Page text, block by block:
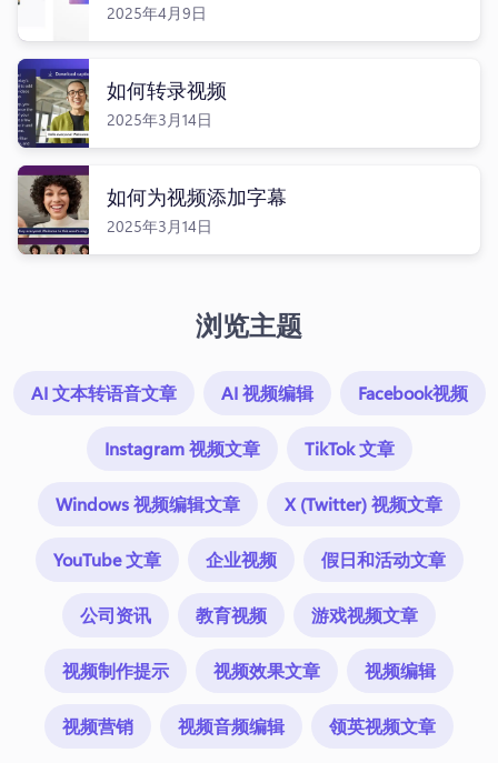
2025年4月9日
如何转录视频
2025年3月14日
如何为视频添加字幕
2025年3月14日
浏览主题
AI 文本转语音文章 AI 视频编辑 Facebook视频
Instagram 视频文章 TikTok 文章
Windows 视频编辑文章 X (Twitter) 视频文章
YouTube 文章 企业视频 假日和活动文章
公司资讯 教育视频 游戏视频文章
视频制作提示 视频效果文章 视频编辑
视频营销 视频音频编辑 领英视频文章